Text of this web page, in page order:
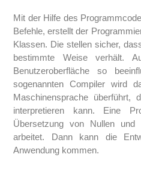
Mit der Hilfe des
Befehle, erstellt der
Klassen. Die stellen sicher,
bestimmte Weise verhält.
Benutzeroberfläche so
sogenannten Compiler wird
Maschinensprache überführt,
interpretieren kann. Eine
Übersetzung von Nullen
arbeitet. Dann kann die
Anwendung kommen.